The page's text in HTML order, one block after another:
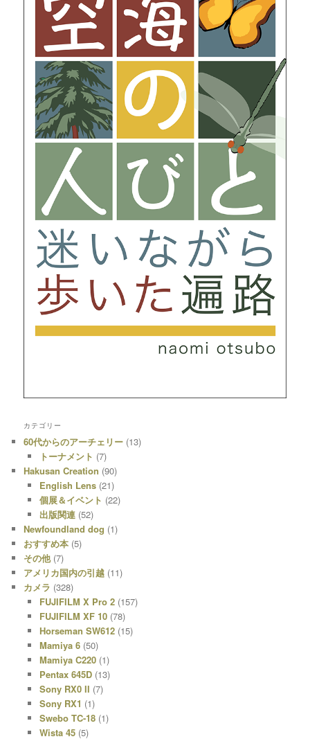
カテゴリー
60代からのアーチェリー (13)
トーナメント (7)
Hakusan Creation (90)
English Lens(21)
個展＆イベント (22)
出版関連(52)
Newfoundland dog (1)
おすすめ本 (5)
その他(7)
アメリカ国内の引越 (11)
カメラ (328)
FUJIFILM X Pro 2(157)
FUJIFILM XF 10(78)
Horseman SW612(15)
Mamiya 6(50)
Mamiya C220(1)
Pentax 645D(13)
Sony RX0 II (7)
Sony RX1 (1)
Swebo TC-18(1)
Wista 45(5)